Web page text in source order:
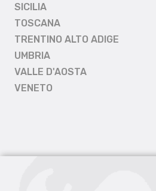
SICILIA
TOSCANA
TRENTINO ALTO ADIGE
UMBRIA
VALLE D'AOSTA
VENETO